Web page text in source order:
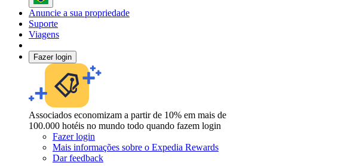
Anuncie a sua propriedade
Suporte
Viagens
Fazer login
Associados economizam a partir de 10% em mais de
100.000 hotéis no mundo todo quando fazem login
Fazer login
Mais informações sobre o Expedia Rewards
Dar feedback